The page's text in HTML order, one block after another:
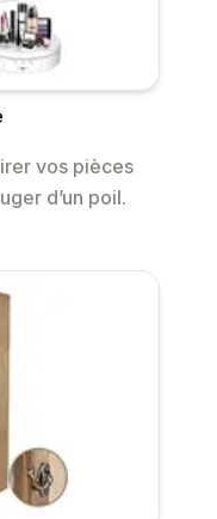
vos pièces
d’un poil.